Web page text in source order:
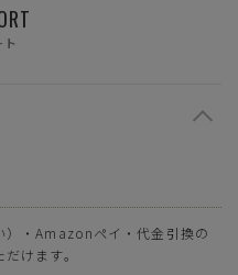
）・Amazonペイ・代金引換の
けます。